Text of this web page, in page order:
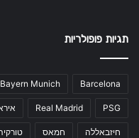
תגיות פופולריות
Barcelona
Bayern Munich
PSG
Real Madrid
חיזבאללה חמאס